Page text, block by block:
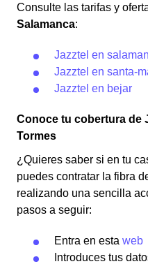
Consulte las tarifas y
Salamanca:
Jazztel en
Jazztel en santa-
Jazztel en bejar
Conoce tu cobertura de
Tormes
¿Quieres saber si en tu
puedes contratar la fibra
realizando una sencilla
pasos a seguir:
Entra en esta web
Introduces tus